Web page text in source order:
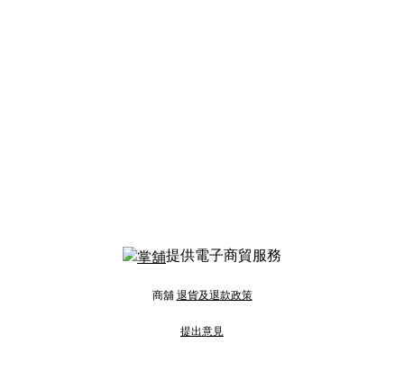
提供電子商貿服務
商舖 退貨及退款政策
提出意見